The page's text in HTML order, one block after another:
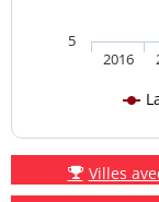
2016
5
Villes